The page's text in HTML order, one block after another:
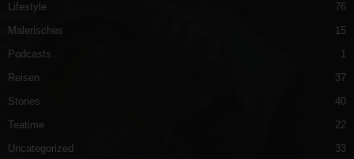
Lifestyle
76
Malerisches
15
Podcasts
1
Reisen
37
Stories
40
Teatime
22
Uncategorized
33